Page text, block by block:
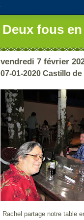
Deux fous
vendredi 7 février
07-01-2020 Castillo
Rachel partage notre table